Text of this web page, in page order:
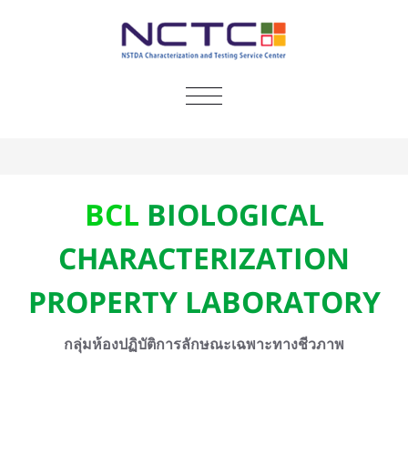
TOGGLE
BCL BIOLOGICAL
CHARACTERIZATION
PROPERTY LABORATORY
กลุ่มห้องปฏิบัติการลักษณะเฉพาะทางชีวภาพ